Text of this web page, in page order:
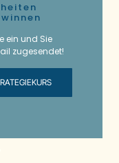
ein und Sie
zugesendet!